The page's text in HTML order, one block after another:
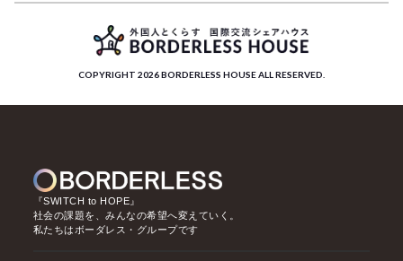
COPYRIGHT 2026 BORDERLESS HOUSE ALL RESERVED.
『SWITCH to HOPE』
社会の課題を、みんなの希望へ変えていく。
私たちはボーダレス・グループです